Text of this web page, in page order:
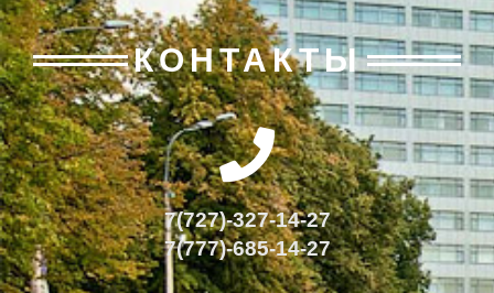
КОНТАКТЫ
7(727)-327-14-27
7(777)-685-14-27